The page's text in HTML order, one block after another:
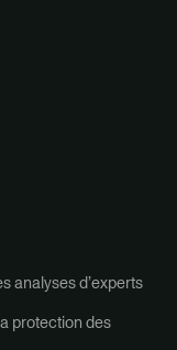
analyses d’experts
protection des